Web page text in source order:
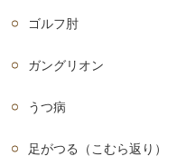
ゴルフ肘
ガングリオン
うつ病
足がつる（こむら返り）